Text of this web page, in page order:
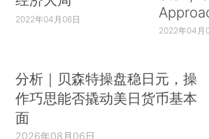
2022年04月06日
2022年04月
分析｜贝森特操盘稳日元，操
作巧思能否撬动美日货币基本
面
2026年08月06日